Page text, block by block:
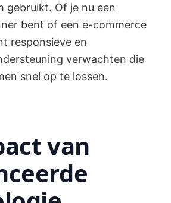
gebruikt. Of je nu een
bent of een e-commerce
responsieve en
verwachten die
snel op te lossen.
van